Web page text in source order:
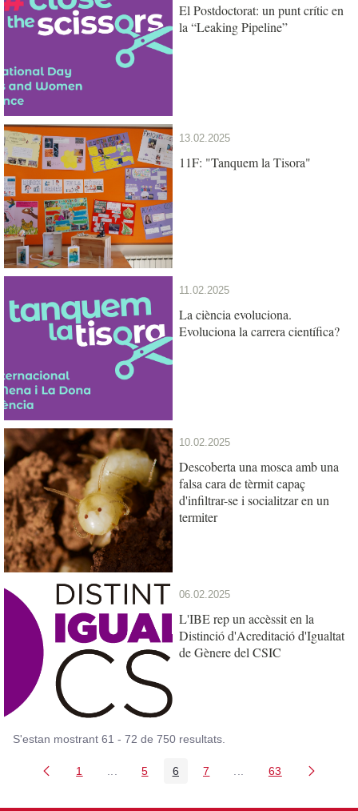
El Postdoctorat: un punt crític en
la “Leaking Pipeline”
13.02.2025
11F: "Tanquem la Tisora"
11.02.2025
La ciència evoluciona.
Evoluciona la carrera científica?
10.02.2025
Descoberta una mosca amb una
falsa cara de tèrmit capaç
d'infiltrar-se i socialitzar en un
termiter
06.02.2025
L'IBE rep un accèssit en la
Distinció d'Acreditació d'Igualtat
de Gènere del CSIC
S'estan mostrant 61 - 72 de 750 resultats.
Pàgina
1 Pàgines intermèdies Utilitzeu TAB per
Pàgina
5 Pàgina
6 Pàgina
7 Pàgines intermèdies
Pàgina
63